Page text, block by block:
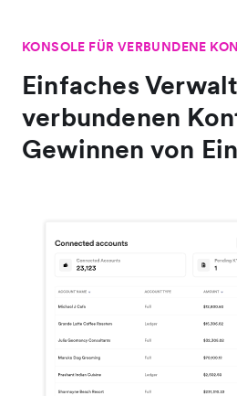
KONSOLE FÜR VERBUNDENE
Einfaches
verbundenen
Gewinnen von